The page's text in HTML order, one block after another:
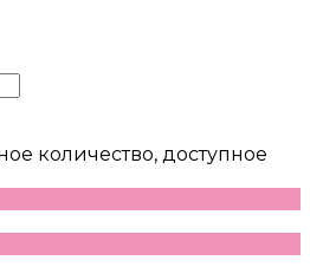
количество, доступное